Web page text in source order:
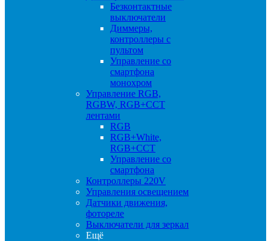
Безконтактные
выключатели
Диммеры,
контроллеры с
пультом
Управление со
смартфона
монохром
Управление RGB,
RGBW, RGB+CCT
лентами
RGB
RGB+White,
RGB+CCT
Управление со
смартфона
Контроллеры 220V
Управления освещением
Датчики движения,
фотореле
Выключатели для зеркал
Ещё